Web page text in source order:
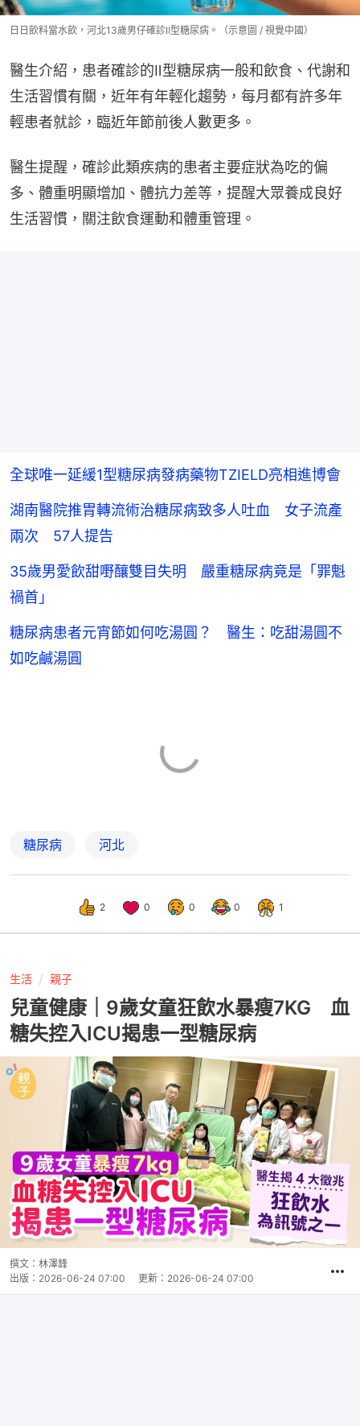
日日飲料當水飲，河北13歲男仔確診Ⅱ型糖尿病。（示意圖 / 視覺中國）
醫生介紹，患者確診的Ⅱ型糖尿病一般和飲食、代謝和
生活習慣有關，近年有年輕化趨勢，每月都有許多年
輕患者就診，臨近年節前後人數更多。
醫生提醒，確診此類疾病的患者主要症狀為吃的偏
多、體重明顯增加、體抗力差等，提醒大眾養成良好
生活習慣，關注飲食運動和體重管理。
全球唯一延緩1型糖尿病發病藥物TZIELD亮相進博會
湖南醫院推胃轉流術治糖尿病致多人吐血 女子流產
兩次 57人提告
35歲男愛飲甜嘢釀雙目失明 嚴重糖尿病竟是「罪魁
禍首」
糖尿病患者元宵節如何吃湯圓？ 醫生：吃甜湯圓不
如吃鹹湯圓
糖尿病 河北
2 0 0 0 1
生活 親子
兒童健康｜9歲女童狂飲水暴瘦7KG 血
糖失控入ICU揭患一型糖尿病
撰文： 林澤鋒
出版： 2026-06-24 07:00 更新： 2026-06-24 07:00